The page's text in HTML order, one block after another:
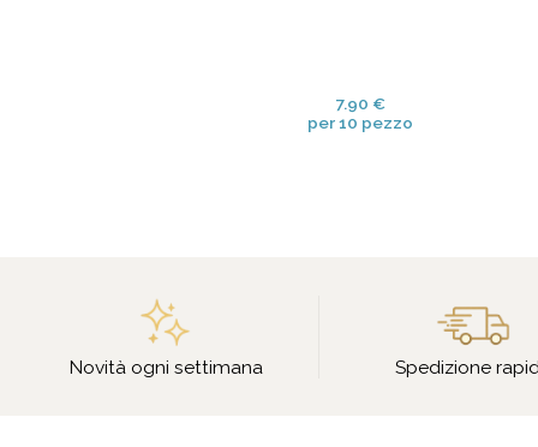
7.90 €
per 10 pezzo
Novità ogni settimana Spedizione